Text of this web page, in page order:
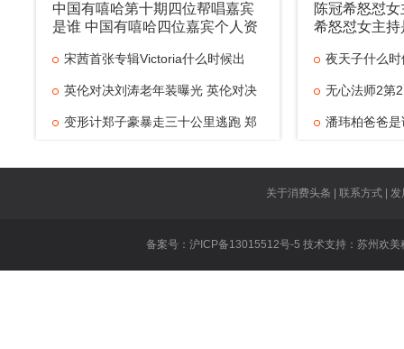
中国有嘻哈第十期四位帮唱嘉宾
是谁 中国有嘻哈四位嘉宾个人资
宋茜首张专辑Victoria什么时候出
英伦对决刘涛老年装曝光 英伦对决
变形计郑子豪暴走三十公里逃跑 郑
陈冠希怒怼
希怒怼女主持
夜天子什么
无心法师2第
潘玮柏爸爸
大张伟新歌
乐无证之罪所
关于消费头条 | 联系方式 |
备案号：沪ICP备13015512号-5 技术支持： 苏州欢美